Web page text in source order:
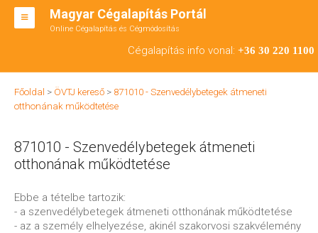
Magyar Cégalapítás Portál
Online Cégalapítás és Cégmódosítás
Cégalapítás info vonal: +36 30 220 1100
BT ALAPÍTÁS
RT ALAPÍTÁS
ÁTALAKULÁS
ENGEDÉLYKÖTELES
Főoldal > ÖVTJ kereső > 871010 - Szenvedélybetegek átmeneti
otthonának működtetése
871010 - Szenvedélybetegek átmeneti
otthonának működtetése
Ebbe a tételbe tartozik:
- a szenvedélybetegek átmeneti otthonának működtetése
- az a személy elhelyezése, akinél szakorvosi szakvélemény